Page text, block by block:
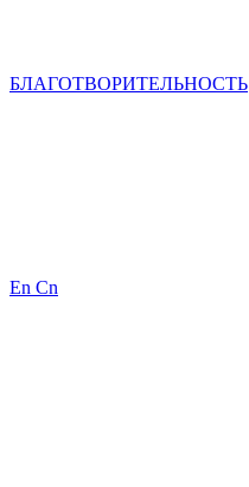
БЛАГОТВОРИТЕЛЬНОСТЬ
En Cn